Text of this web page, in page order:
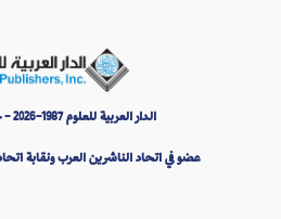
الدار العربية للعلوم 1987-2026 - جميع الحقوق محفوظة
عضو في اتحاد الناشرين العرب ونقابة